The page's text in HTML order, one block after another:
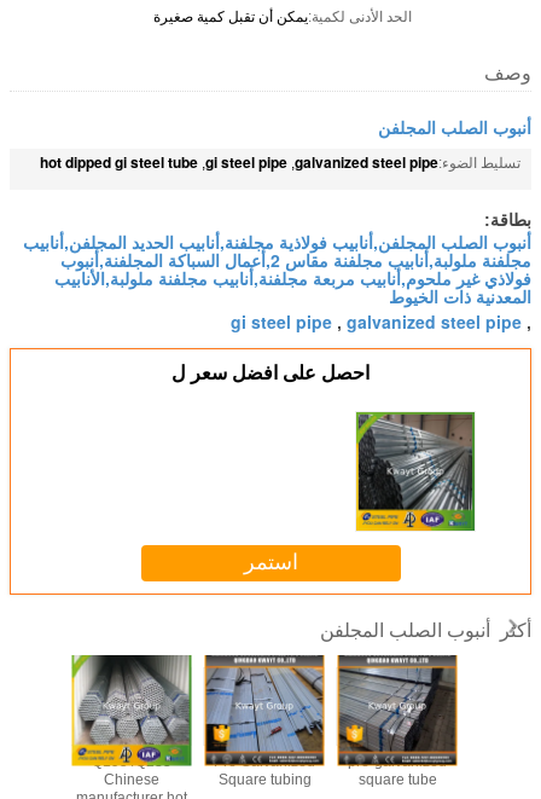
الحد الأدنى لكمية:يمكن أن تقبل كمية صغيرة
وصف
أنبوب الصلب المجلفن
تسليط الضوء:galvanized steel pipe
,
gi steel pipe
,
hot dipped gi steel tube
بطاقة:
أنبوب الصلب المجلفن,أنابيب فولاذية مجلفنة,أنابيب الحديد المجلفن,أنابيب
مجلفنة ملولبة,أنابيب مجلفنة مقاس 2,أعمال السباكة المجلفنة,أنبوب
فولاذي غير ملحوم,أنابيب مربعة مجلفنة,أنابيب مجلفنة ملولبة,الأنابيب
المعدنية ذات الخيوط
,
galvanized steel pipe
,
gi steel pipe
احصل على افضل سعر ل
استمر
أكثر أنبوب الصلب المجلفن
Q195 /Q235
Chinese
Pre Galvanized
Square tubing
pre-galvanized
square tube